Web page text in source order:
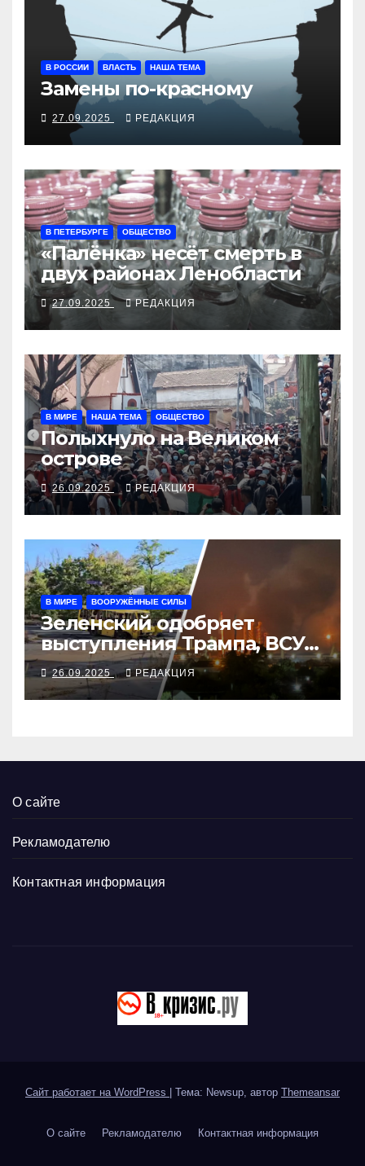
В РОССИИ ВЛАСТЬ НАША ТЕМА
Замены по-красному
27.09.2025 РЕДАКЦИЯ
В ПЕТЕРБУРГЕ ОБЩЕСТВО
«Палёнка» несёт смерть в
двух районах Ленобласти
27.09.2025 РЕДАКЦИЯ
В МИРЕ НАША ТЕМА ОБЩЕСТВО
Полыхнуло на Великом
острове
26.09.2025 РЕДАКЦИЯ
В МИРЕ ВООРУЖЁННЫЕ СИЛЫ
Зеленский одобряет
выступления Трампа, ВСУ
закрыли Добропольский
рубеж
26.09.2025 РЕДАКЦИЯ
О сайте
Рекламодателю
Контактная информация
Сайт работает на WordPress Тема: Newsup, автор Themeansar
О сайте Рекламодателю Контактная информация